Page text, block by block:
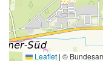
Leaflet| ©